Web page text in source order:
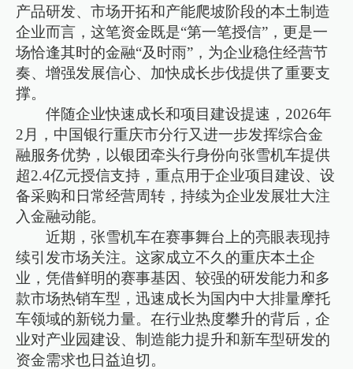
产品研发、市场开拓和产能爬坡阶段的本土制造
企业而言，这笔资金既是“第一笔授信”，更是一
场恰逢其时的金融“及时雨”，为企业稳住经营节
奏、增强发展信心、加快成长步伐提供了重要支
撑。
伴随企业快速成长和项目建设提速，2026年
2月，中国银行重庆市分行又进一步发挥综合金
融服务优势，以银团牵头行身份向张雪机车提供
超2.4亿元授信支持，重点用于企业项目建设、设
备采购和日常经营周转，持续为企业发展壮大注
入金融动能。
近期，张雪机车在赛事舞台上的亮眼表现持
续引发市场关注。这家成立不久的重庆本土企
业，凭借鲜明的赛事基因、较强的研发能力和多
款市场热销车型，迅速成长为国内中大排量摩托
车领域的新锐力量。在行业热度攀升的背后，企
业对产业园建设、制造能力提升和新车型研发的
资金需求也日益迫切。